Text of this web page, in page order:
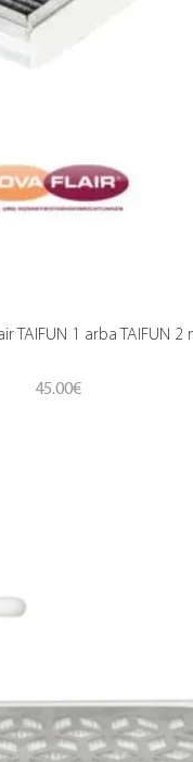
TAIFUN 1 arba TAIFUN
45.00€